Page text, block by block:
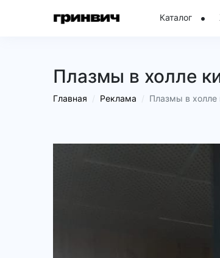
Каталог
Плазмы в холле
Главная Реклама Плазмы в холле